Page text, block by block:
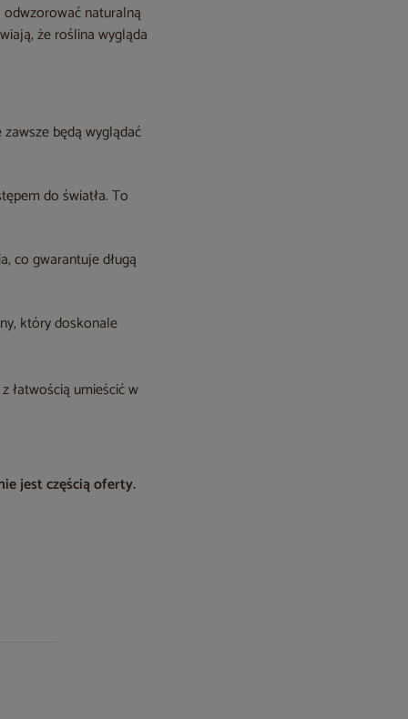
naturalną
że roślina wygląda
będą wyglądać
do światła. To
co gwarantuje długą
który doskonale
łatwością umieścić w
jest częścią oferty.